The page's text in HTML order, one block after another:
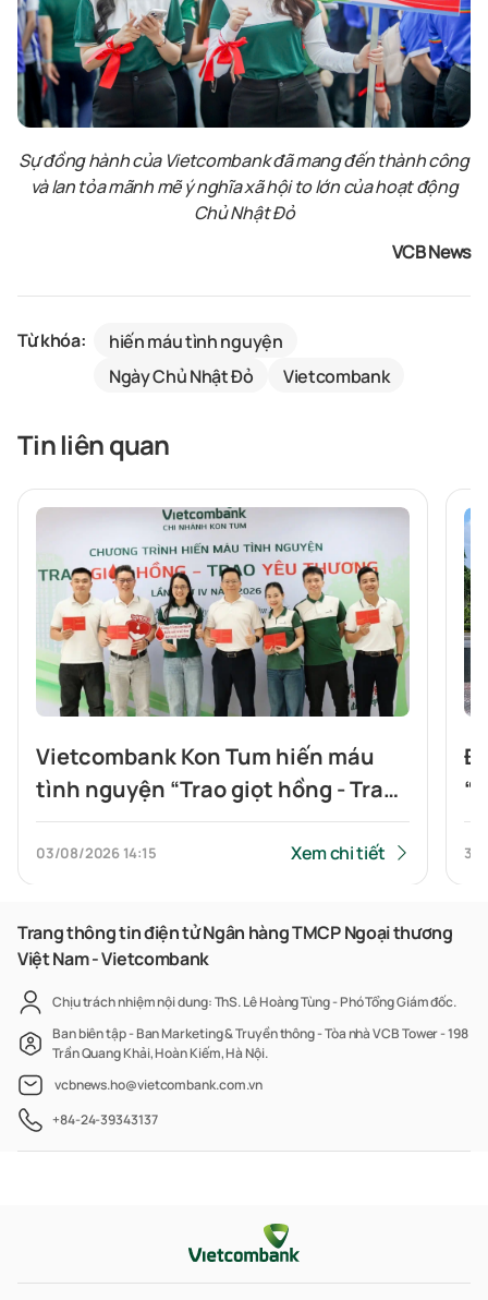
Sự đồng hành của Vietcombank đã mang đến thành công
và lan tỏa mãnh mẽ ý nghĩa xã hội to lớn của hoạt động
Chủ Nhật Đỏ
VCB News
Từ khóa:
hiến máu tình nguyện
Ngày Chủ Nhật Đỏ
Vietcombank
Tin liên quan
Vietcombank Kon Tum hiến máu
tình nguyện “Trao giọt hồng - Trao
yêu thương” lần thứ 4 năm 2026
03/08/2026 14:15 Xem chi tiết
Trang thông tin điện tử Ngân hàng TMCP Ngoại thương
Việt Nam - Vietcombank
Chịu trách nhiệm nội dung: ThS. Lê Hoàng Tùng - Phó Tổng Giám đốc.
Ban biên tập - Ban Marketing & Truyền thông - Tòa nhà VCB Tower - 198
Trần Quang Khải, Hoàn Kiếm, Hà Nội.
vcbnews.ho@vietcombank.com.vn
+84-24-39343137